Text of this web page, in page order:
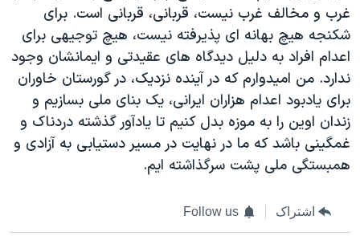
غرب و مخالف غرب نیست، قربانی، قربانی است. برای
شکنجه هیچ بهانه ای پذیرفته نیست، هیچ توجیهی برای
اعدام افراد به دلیل دیدگاه های عقیدتی و ایمانشان وجود
ندارد. من امیدوارم که در آینده نزدیک، در گورستان خاوران
برای یادبود اعدام هزاران ایرانی، یک بنای ملی بسازیم و
زندان اوین را به موزه بدل کنیم تا یادآور گذشته دردناک و
غمگینی باشد که ما در نهایت در مسیر دستیابی به آزادی و
همبستگی ملی پشت سرگذاشته ایم.
اشتراک Follow us